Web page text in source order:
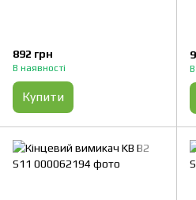
892 грн
В наявності
Купити